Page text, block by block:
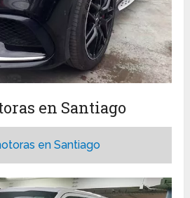
en Santiago
en Santiago